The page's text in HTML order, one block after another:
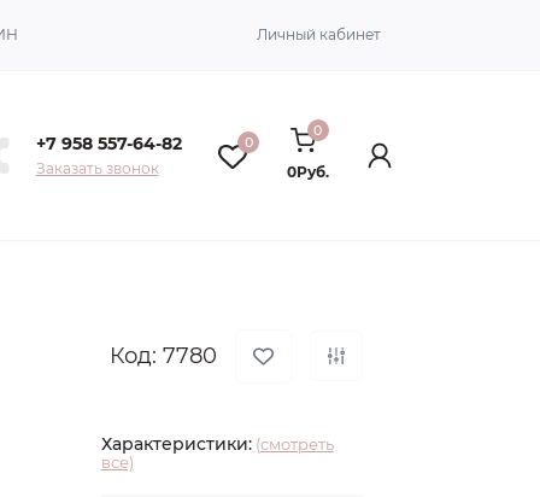
Личный кабинет
+7 958 557-64-82
Заказать звонок
0
0
0Руб.
Код: 7780
Характеристики: (смотреть
все)